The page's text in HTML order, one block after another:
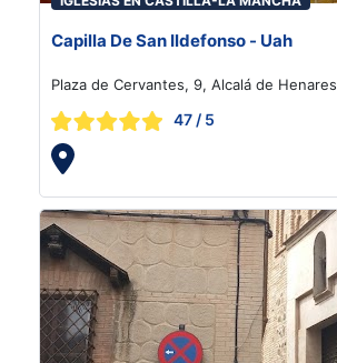
Capilla De San Ildefonso - Uah
Plaza de Cervantes, 9, Alcalá de Henares
47 / 5